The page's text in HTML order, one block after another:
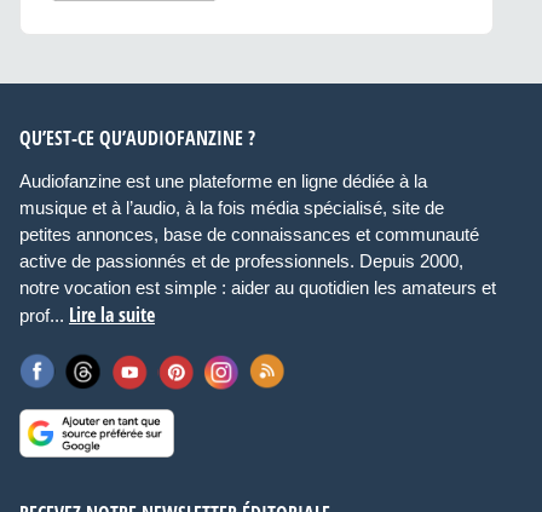
QU’EST-CE QU’AUDIOFANZINE ?
Audiofanzine est une plateforme en ligne dédiée à la
musique et à l’audio, à la fois média spécialisé, site de
petites annonces, base de connaissances et communauté
active de passionnés et de professionnels. Depuis 2000,
notre vocation est simple : aider au quotidien les amateurs et
prof... Lire la suite